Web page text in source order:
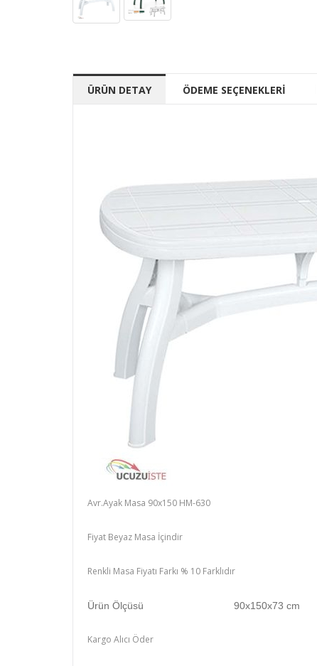
ÜRÜN DETAY ÖDEME SEÇENEKLERİ
Avr.Ayak Masa 90x150 HM-630
Fiyat Beyaz Masa İçindir
Renkli Masa Fiyatı Farkı % 10 Farklıdır
Ürün Ölçüsü 90x150x73 cm
Kargo Alıcı Öder